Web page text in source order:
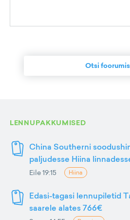
Otsi
LENNUPAKKUMISED
China Southerni
paljudesse Hiina
Eile 19:15 Hiina
Edasi-tagasi lennupiletid
saarele alates 766€